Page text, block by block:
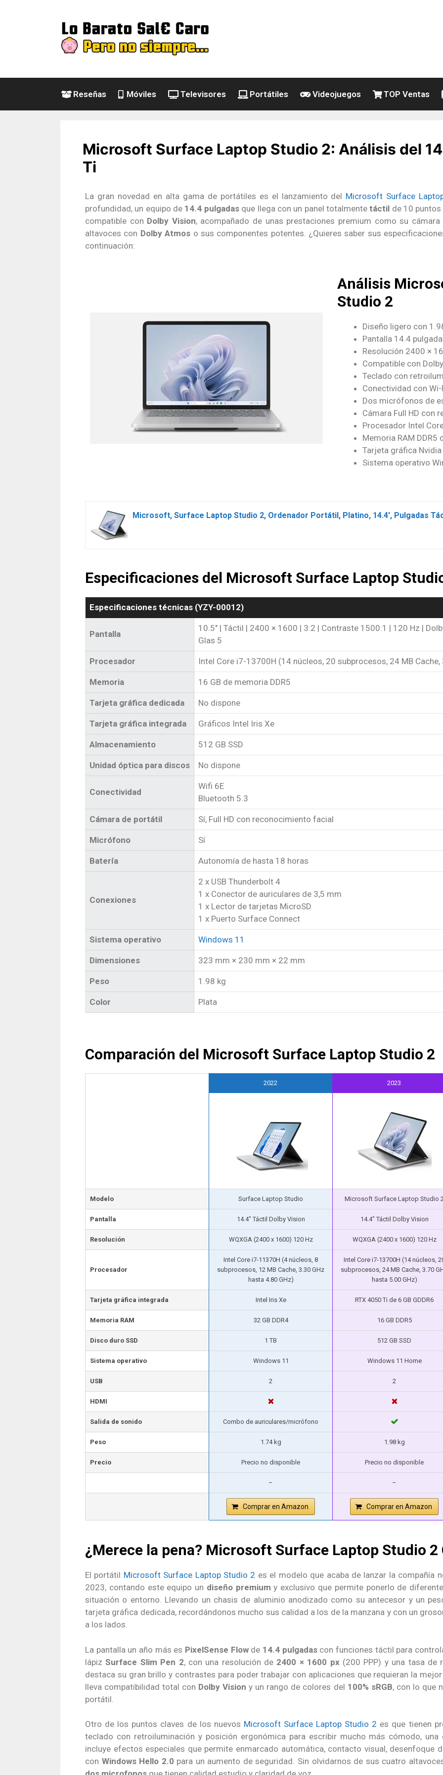
Reseñas Móviles Televisores Portátiles Videojuegos TOP Ventas
Microsoft Surface Laptop Studio 2: Análisis del
Ti
La gran novedad en alta gama de portátiles es el lanzamiento del Microsoft Surface
profundidad, un equipo de 14.4 pulgadasque llega con un panel totalmentetáctil de 10
compatible con Dolby Vision, acompañado de unas prestaciones premium como su
altavoces con Dolby Atmos o sus componentes potentes. ¿Quieres saber sus
continuación:
Análisis
Studio 2
Diseño ligero con
Pantalla 14.4
Resolución 2400 ×
Compatible con
Teclado con
Conectividad con
Dos micrófonos de
Cámara Full HD con
Procesador Intel
Memoria RAM DDR5
Tarjeta gráfica
Sistema operativo
Especificaciones del Microsoft Surface Laptop
Especificaciones técnicas (‎YZY-00012)
Pantalla
10.5″ | Táctil | 2400 × 1600 | 3:2 | Contraste 1500:1 | 120 Hz |
Glas 5
Procesador Intel Core i7-13700H (14 núcleos, 20 subprocesos, 24 MB
Memoria 16 GB de memoria DDR5
Tarjeta gráfica dedicada No dispone
Tarjeta gráfica integrada Gráficos Intel Iris Xe
Almacenamiento 512 GB SSD
Unidad óptica para discos No dispone
Conectividad
Wifi 6E
Bluetooth 5.3
Cámara de portátil Sí, Full HD con reconocimiento facial
Micrófono Sí
Batería Autonomía de hasta 18 horas
Conexiones
2 x USB Thunderbolt 4
1 x Conector de auriculares de 3,5 mm
1 x Lector de tarjetas MicroSD
1 x Puerto Surface Connect
Sistema operativo Windows 11
Dimensiones 323 mm × 230 mm × 22 mm
Peso 1.98 kg
Color Plata
Comparación del Microsoft Surface Laptop Studio 2
2022 2023
Modelo Surface Laptop Studio Microsoft Surface Laptop Studio 2
Pantalla 14.4″ Táctil Dolby Vision 14.4″ Táctil Dolby Vision
Resolución WQXGA (2400 x 1600) 120 Hz WQXGA (2400 x 1600) 120 Hz
Procesador
Intel Core i7-11370H (4 núcleos, 8
subprocesos, 12 MB Cache, 3.30 GHz
hasta 4.80 GHz)
Intel Core i7-13700H (14 núcleos,
subprocesos, 24 MB Cache, 3.70
hasta 5.00 GHz)
Tarjeta gráfica integrada Intel Iris Xe RTX 4050 Ti de 6 GB GDDR6
Memoria RAM 32 GB DDR4 16 GB DDR5
Disco duro SSD 1 TB 512 GB SSD
Sistema operativo Windows 11 Windows 11 Home
USB 2 2
HDMI
Salida de sonido Combo de auriculares/micrófono
Peso 1.74 kg 1.98 kg
Precio Precio no disponible Precio no disponible
– –
Comprar en Amazon Comprar en Amazon
¿Merece la pena? Microsoft Surface Laptop Studio 2
El portátil Microsoft Surface Laptop Studio 2 es el modelo que acaba de lanzar la compañía
2023, contando este equipo un diseño premium y exclusivo que permite ponerlo de
situación o entorno. Llevando un chasis de aluminio anodizado como su antecesor y un
tarjeta gráfica dedicada, recordándonos mucho sus calidad a los de la manzana y con un
a los lados.
La pantalla un año más es PixelSense Flowde 14.4 pulgadascon funciones táctil para
lápiz Surface Slim Pen 2, con una resolución de 2400 × 1600 px (200 PPP) y una tasa de
destaca su gran brillo y contrastes para poder trabajar con aplicaciones que requieran la
lleva compatibilidad total con Dolby Vision y un rango de colores del 100% sRGB, con lo que
portátil.
Otro de los puntos claves de los nuevos Microsoft Surface Laptop Studio 2 es que tienen
teclado con retroiluminación y posición ergonómica para escribir mucho más cómodo, una
incluye efectos especiales que permite enmarcado automática, contacto visual, desenfoque
con Windows Hello 2.0 para un aumento de seguridad. Sin olvidarnos de sus cuatro